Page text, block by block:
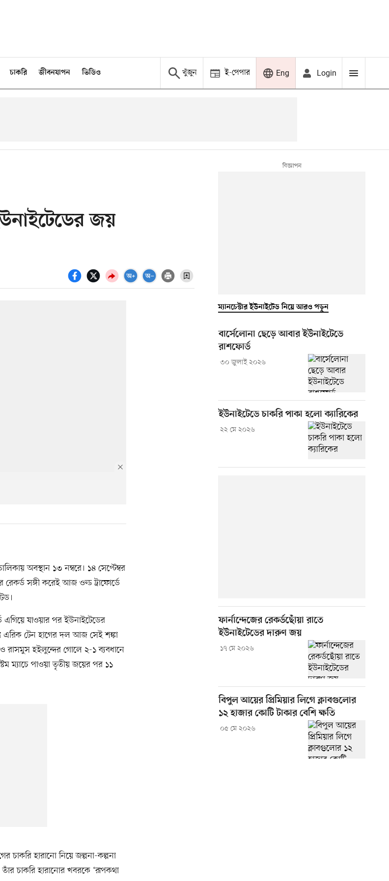
চাকরি জীবনযাপন ভিডিও খুঁজুন ই-পেপার Eng Login
জয়
অবস্থান ১৩ নম্বরে। ১৪ সেপ্টেম্বর
সঙ্গী করেই আজ ওল্ড ট্রাফোর্ডে
এগিয়ে যাওয়ার পর ইউনাইটেডের
এরিক টেন হাগের দল আজ সেই শঙ্কা
ও রাসমুস হইলুন্দের গোলে ২-১ ব্যবধানে
ম্যাচে পাওয়া তৃতীয় জয়ের পর ১১
হারানো নিয়ে জল্পনা-কল্পনা
চাকরি হারানোর খবরকে ‘রূপকথা
ম্যানচেস্টার ইউনাইটেড নিয়ে আরও পড়ুন
বার্সেলোনা ছেড়ে আবার ইউনাইটেডে
রাশফোর্ড
৩০ জুলাই ২০২৬
ইউনাইটেডে চাকরি পাকা হলো ক্যারিকের
২২ মে ২০২৬
ফার্নান্দেজের রেকর্ডছোঁয়া রাতে
ইউনাইটেডের দারুণ জয়
১৭ মে ২০২৬
বিপুল আয়ের প্রিমিয়ার লিগে ক্লাবগুলোর
১২ হাজার কোটি টাকার বেশি ক্ষতি
০৫ মে ২০২৬